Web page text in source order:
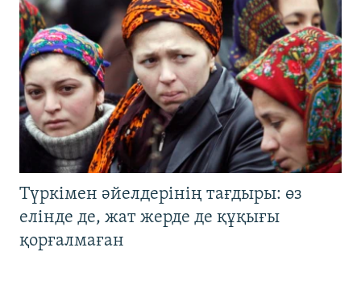
Түркімен әйелдерінің тағдыры: өз
елінде де, жат жерде де құқығы
қорғалмаған